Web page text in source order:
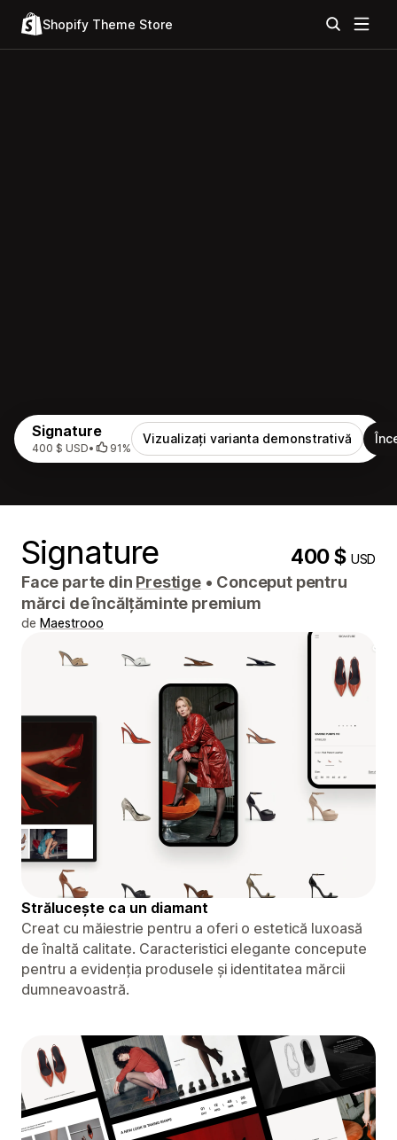
Shopify Theme Store
Signature
400 $ USD• 91%
Vizualizați varianta demonstrativă
Signature 400 $USD
Face parte din Prestige • Conceput pentru
mărci de încălțăminte premium
de Maestrooo
Strălucește ca un diamant
Creat cu măiestrie pentru a oferi o estetică luxoasă
de înaltă calitate. Caracteristici elegante concepute
pentru a evidenția produsele și identitatea mărcii
dumneavoastră.